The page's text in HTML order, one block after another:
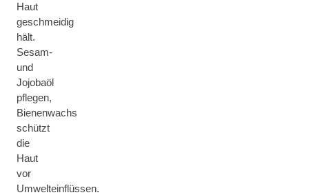
Haut
geschmeidig
hält.
Sesam-
und
Jojobaöl
pflegen,
Bienenwachs
schützt
die
Haut
vor
Umwelteinflüssen.